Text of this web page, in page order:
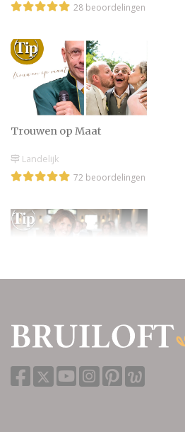
28 beoordelingen
Trouwen op Maat
Landelijk
72 beoordelingen
Landelijk
48 beoordelingen